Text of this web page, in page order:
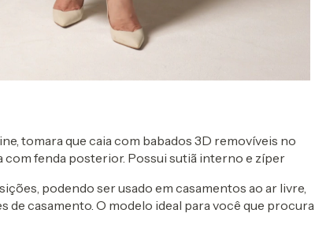
tomara que caia com babados 3D removíveis no
com fenda posterior. Possui sutiã interno e zíper
podendo ser usado em casamentos ao ar livre,
de casamento. O modelo ideal para você que procura